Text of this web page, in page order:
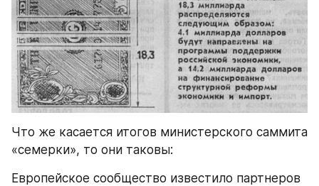
Что же касается итогов министерского саммита
«семерки», то они таковы:
Европейское сообщество известило партнеров